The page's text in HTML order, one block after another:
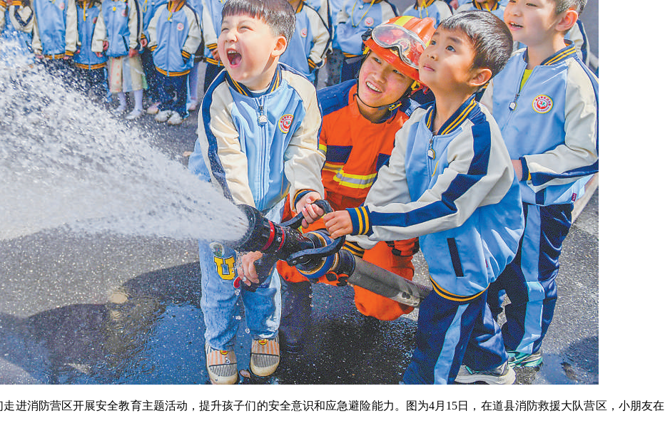
消防营区开展安全教育主题活动，提升孩子们的安全意识和应急避险能力。图为4月15日，在道县消防救援大队营区，小朋友在